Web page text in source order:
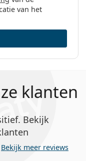
Day met
Day met
voor
van het
klanten
Bekijk
Bekijk meer reviews